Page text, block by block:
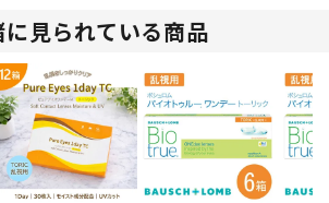
に見られている商品